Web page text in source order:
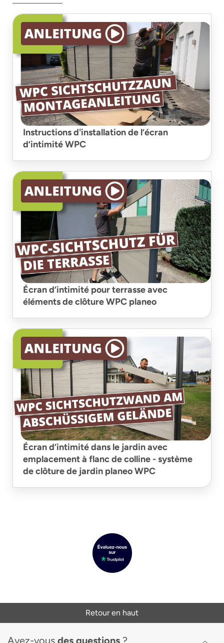
Instructions d'installation de l’écran
d’intimité WPC
Écran d’intimité pour terrasse avec
éléments de clôture WPC planeo
Écran d’intimité dans le jardin avec
emplacement à flanc de colline - système
de clôture de jardin planeo WPC
Retour en haut
Avez-vous des questions ?